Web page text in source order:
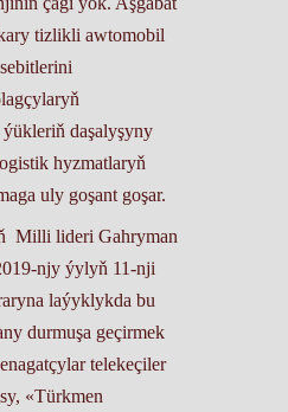
tizlikli awtomobil
daşalyşyny
hyzmatlaryň
uly goşant goşar.
Milli lideri Gahryman
njy ýylyň 11-nji
laýyklykda bu
durmuşa geçirmek
telekeçiler
«Türkmen